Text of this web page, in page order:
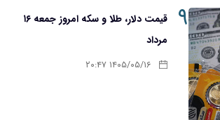
۹
قیمت دلار، طلا و سکه امروز جمعه ۱۶
مرداد
۱۴۰۵/۰۵/۱۶ ۲۰:۴۷